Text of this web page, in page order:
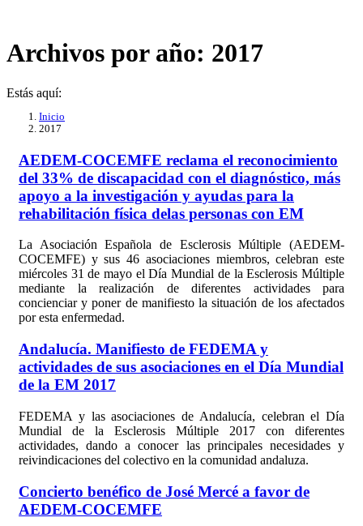
Archivos por año: 2017
Estás aquí:
Inicio
2017
AEDEM-COCEMFE reclama el reconocimiento
del 33% de discapacidad con el diagnóstico, más
apoyo a la investigación y ayudas para la
rehabilitación física delas personas con EM
La Asociación Española de Esclerosis Múltiple (AEDEM-
COCEMFE) y sus 46 asociaciones miembros, celebran este
miércoles 31 de mayo el Día Mundial de la Esclerosis Múltiple
mediante la realización de diferentes actividades para
concienciar y poner de manifiesto la situación de los afectados
por esta enfermedad.
Andalucía. Manifiesto de FEDEMA y
actividades de sus asociaciones en el Día Mundial
de la EM 2017
FEDEMA y las asociaciones de Andalucía, celebran el Día
Mundial de la Esclerosis Múltiple 2017 con diferentes
actividades, dando a conocer las principales necesidades y
reivindicaciones del colectivo en la comunidad andaluza.
Concierto benéfico de José Mercé a favor de
AEDEM-COCEMFE